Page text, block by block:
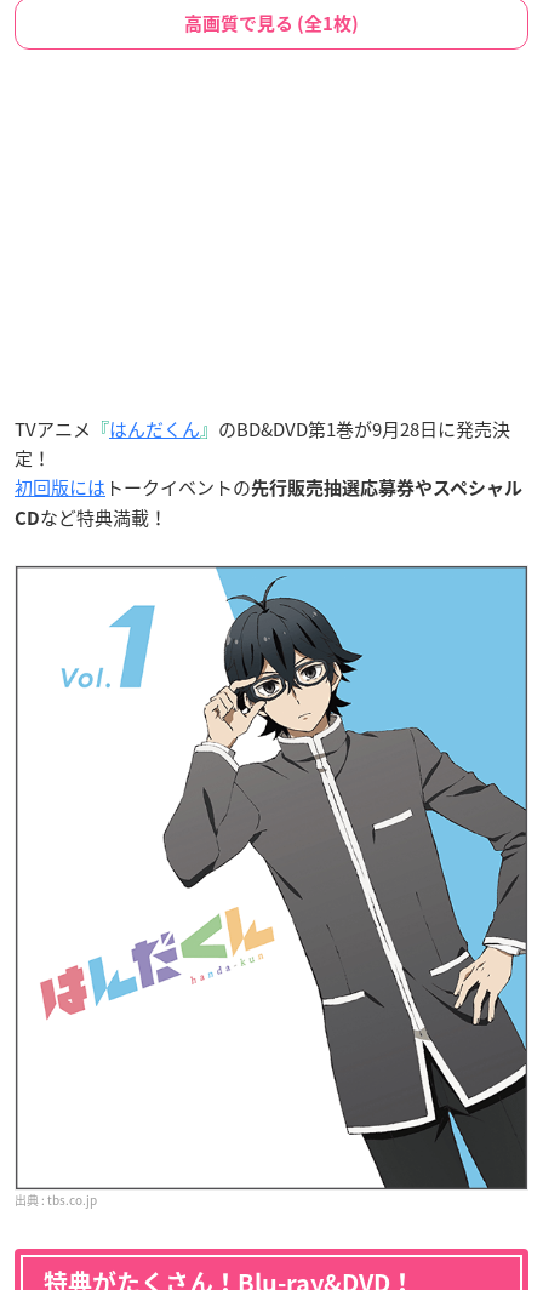
高画質で見る (全1枚)
TVアニメ 『はんだくん』 のBD&DVD第1巻が9月28日に発売決
定！
初回版には トークイベントの先行販売抽選応募券やスペシャル
CDなど特典満載！
tbs.co.jp
特典がたくさん！Blu-ray&DVD！